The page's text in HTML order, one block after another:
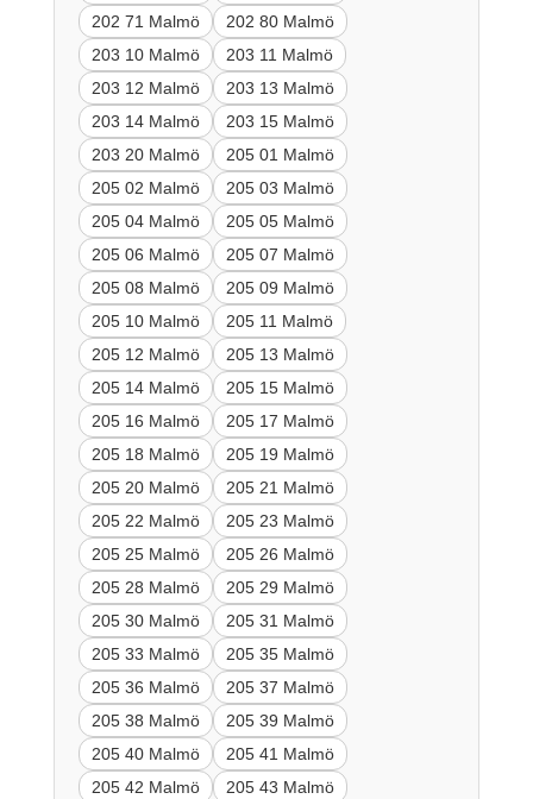
202 71 Malmö
202 80 Malmö
203 10 Malmö
203 11 Malmö
203 12 Malmö
203 13 Malmö
203 14 Malmö
203 15 Malmö
203 20 Malmö
205 01 Malmö
205 02 Malmö
205 03 Malmö
205 04 Malmö
205 05 Malmö
205 06 Malmö
205 07 Malmö
205 08 Malmö
205 09 Malmö
205 10 Malmö
205 11 Malmö
205 12 Malmö
205 13 Malmö
205 14 Malmö
205 15 Malmö
205 16 Malmö
205 17 Malmö
205 18 Malmö
205 19 Malmö
205 20 Malmö
205 21 Malmö
205 22 Malmö
205 23 Malmö
205 25 Malmö
205 26 Malmö
205 28 Malmö
205 29 Malmö
205 30 Malmö
205 31 Malmö
205 33 Malmö
205 35 Malmö
205 36 Malmö
205 37 Malmö
205 38 Malmö
205 39 Malmö
205 40 Malmö
205 41 Malmö
205 42 Malmö
205 43 Malmö